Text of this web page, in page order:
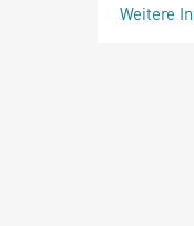
Weitere